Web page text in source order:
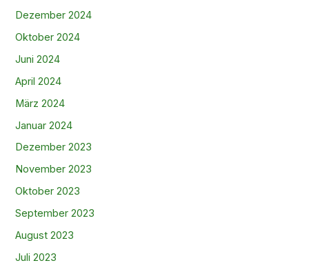
Dezember 2024
Oktober 2024
Juni 2024
April 2024
März 2024
Januar 2024
Dezember 2023
November 2023
Oktober 2023
September 2023
August 2023
Juli 2023